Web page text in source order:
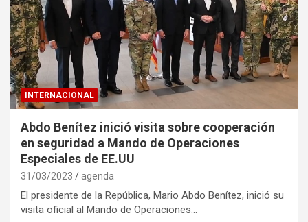
INTERNACIONAL
Abdo Benítez inició visita sobre cooperación
en seguridad a Mando de Operaciones
Especiales de EE.UU
31/03/2023 agenda
El presidente de la República, Mario Abdo Benítez, inició su
visita oficial al Mando de Operaciones…